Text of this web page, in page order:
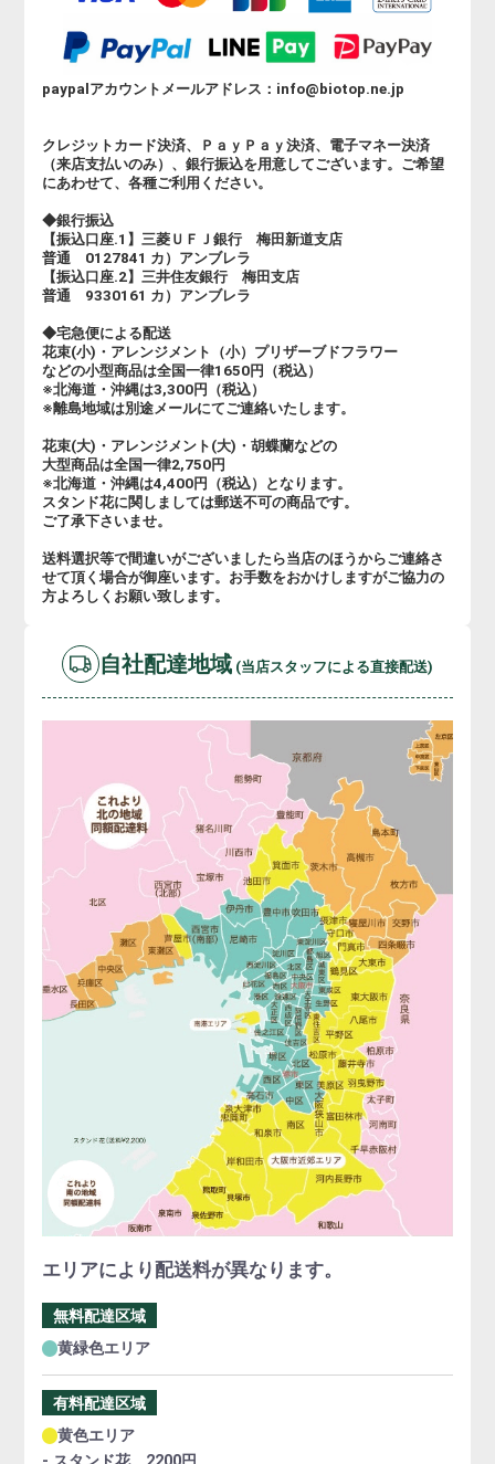
paypalアカウントメールアドレス：info@biotop.ne.jp
クレジットカード決済、ＰａｙＰａｙ決済、電子マネー決済
（来店支払いのみ）、銀行振込を用意してございます。ご希望
にあわせて、各種ご利用ください。
◆銀行振込
【振込口座.1】三菱ＵＦＪ銀行 梅田新道支店
普通 0127841 カ）アンブレラ
【振込口座.2】三井住友銀行 梅田支店
普通 9330161 カ）アンブレラ
◆宅急便による配送
花束(小)・アレンジメント（小）プリザーブドフラワー
などの小型商品は全国一律1650円（税込）
※北海道・沖縄は3,300円（税込）
※離島地域は別途メールにてご連絡いたします。
花束(大)・アレンジメント(大)・胡蝶蘭などの
大型商品は全国一律2,750円
※北海道・沖縄は4,400円（税込）となります。
スタンド花に関しましては郵送不可の商品です。
ご了承下さいませ。
送料選択等で間違いがございましたら当店のほうからご連絡さ
せて頂く場合が御座います。お手数をおかけしますがご協力の
方よろしくお願い致します。
自社配達地域 (当店スタッフによる直接配送)
エリアにより配送料が異なります。
無料配達区域
黄緑色エリア
有料配達区域
黄色エリア